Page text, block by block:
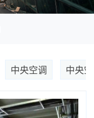
中央空调 中央